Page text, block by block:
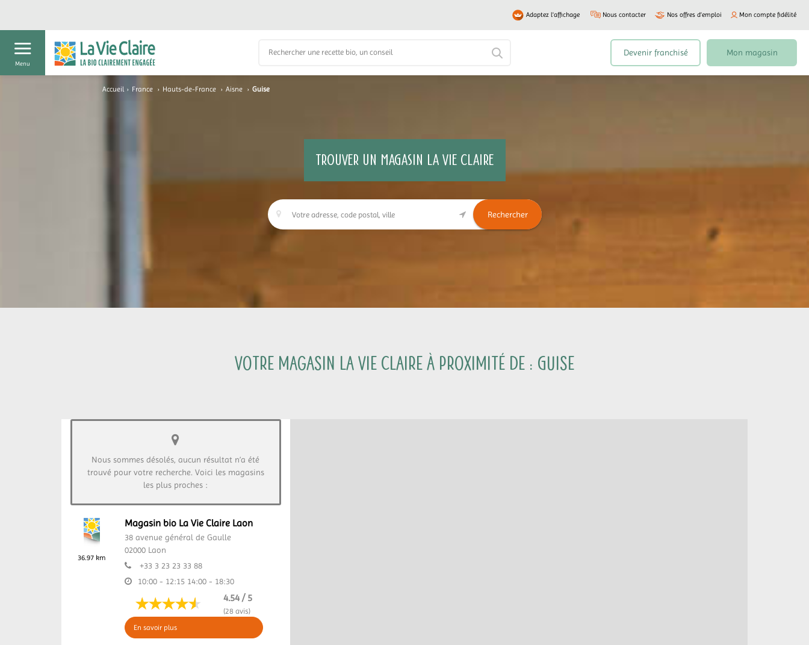
Adaptez l'affichage Nous contacter Nos offres d’emploi Mon compte fidélité
Menu
Devenir franchisé Mon magasin
Accueil › France › Hauts-de-France › Aisne › Guise
TROUVER UN MAGASIN LA VIE CLAIRE
Rechercher
Votre magasin La Vie Claire à proximité de : Guise
Nous sommes désolés, aucun résultat n’a été
trouvé pour votre recherche. Voici les magasins
les plus proches :
36.97 km
Magasin bio La Vie Claire Laon
38 avenue général de Gaulle
02000 Laon
+33 3 23 23 33 88
10:00 - 12:15 14:00 - 18:30
4.54 / 5
(28 avis)
En savoir plus